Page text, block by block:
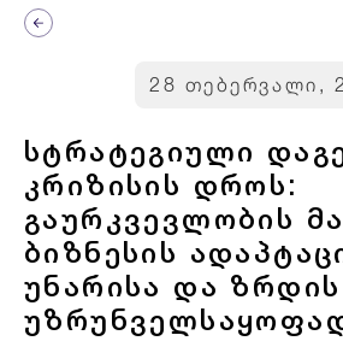
28 თებერვალი,
სტრატეგიული
კრიზისის დროს:
გაურკვევლობის
ბიზნესის
უნარისა და ზრდის